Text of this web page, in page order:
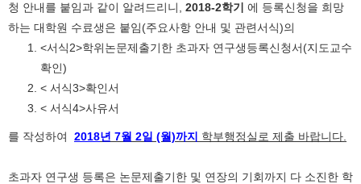
청 안내를 붙임과 같이 알려드리니, 2018-2학기 에 등록신청을 희망
하는 대학원 수료생은 붙임(주요사항 안내 및 관련서식)의
<서식2>학위논문제출기한 초과자 연구생등록신청서(지도교수
확인)
< 서식3>확인서
< 서식4>사유서
를 작성하여 2018년 7월 2일 (월)까지 학부행정실로 제출 바랍니다.
초과자 연구생 등록은 논문제출기한 및 연장의 기회까지 다 소진한 학